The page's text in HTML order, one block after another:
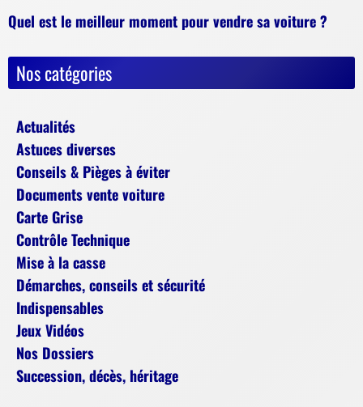
Quel est le meilleur moment pour vendre sa voiture ?
Nos catégories
Actualités
Astuces diverses
Conseils & Pièges à éviter
Documents vente voiture
Carte Grise
Contrôle Technique
Mise à la casse
Démarches, conseils et sécurité
Indispensables
Jeux Vidéos
Nos Dossiers
Succession, décès, héritage